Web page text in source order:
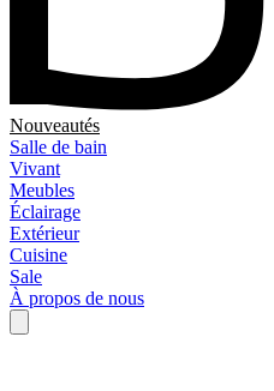
Nouveautés
Salle de bain
Vivant
Meubles
Éclairage
Extérieur
Cuisine
Sale
À propos de nous